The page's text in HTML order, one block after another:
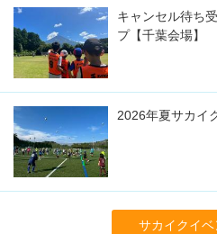
キャンセル待ち
プ【千葉会場】
2026年夏サカイ
サカイクイ